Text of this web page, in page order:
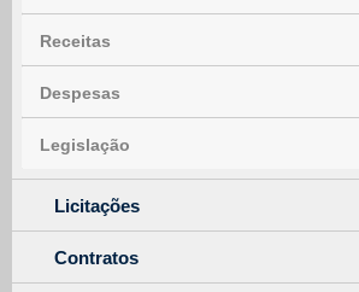
Receitas
Despesas
Legislação
Licitações
Contratos